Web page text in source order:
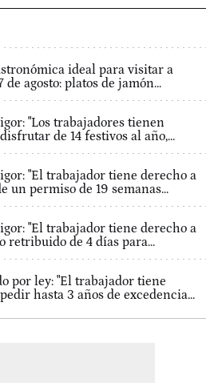
ideal para visitar a
agosto: platos de jamón...
"Los trabajadores tienen
de 14 festivos al año,...
"El trabajador tiene derecho a
un permiso de 19 semanas...
"El trabajador tiene derecho a
retribuido de 4 días para...
por ley: "El trabajador tiene
hasta 3 años de excedencia...